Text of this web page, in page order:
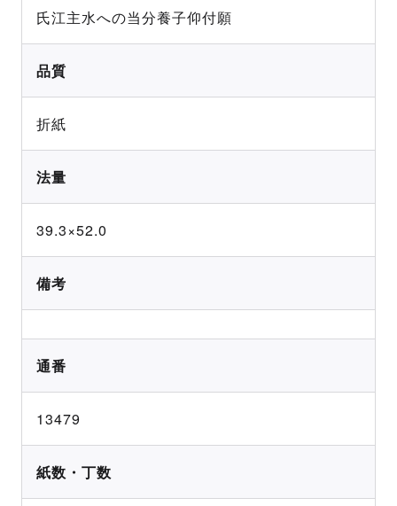
氏江主水への当分養子仰付願
品質
折紙
法量
39.3×52.0
備考
通番
13479
紙数・丁数